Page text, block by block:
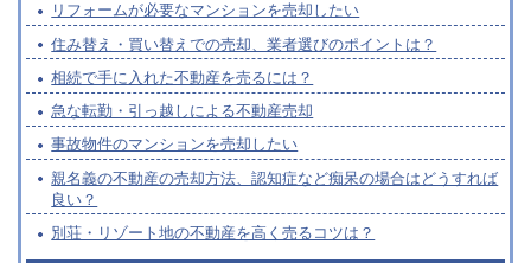
リフォームが必要なマンションを売却したい
住み替え・買い替えでの売却、業者選びのポイントは？
相続で手に入れた不動産を売るには？
急な転勤・引っ越しによる不動産売却
事故物件のマンションを売却したい
親名義の不動産の売却方法、認知症など痴呆の場合はどうすれば
良い？
別荘・リゾート地の不動産を高く売るコツは？